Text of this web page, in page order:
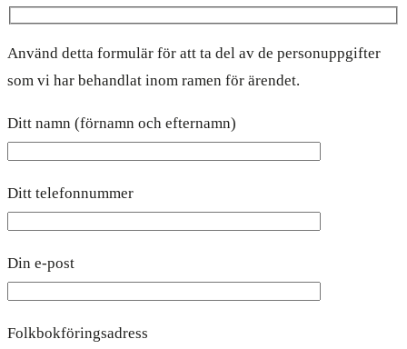
Använd detta formulär för att ta del av de personuppgifter
som vi har behandlat inom ramen för ärendet.
Ditt namn (förnamn och efternamn)
Ditt telefonnummer
Din e-post
Folkbokföringsadress